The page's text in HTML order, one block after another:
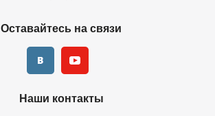
Оставайтесь на связи
Наши контакты